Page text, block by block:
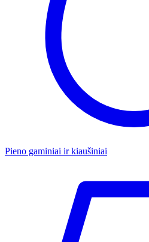
Pieno gaminiai ir kiaušiniai